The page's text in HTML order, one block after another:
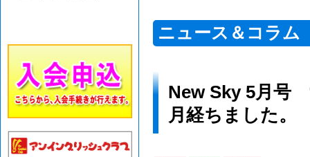
ニュース＆コラム
New Sky 5月号
月経ちました。